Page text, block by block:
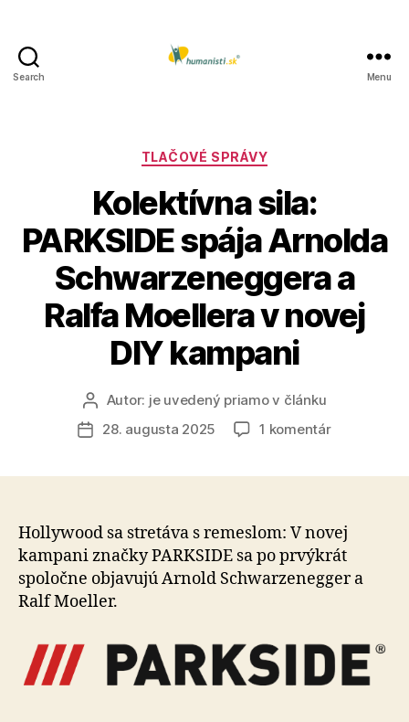
Search Menu
Kategórie
TLAČOVÉ SPRÁVY
Kolektívna sila:
PARKSIDE spája Arnolda
Schwarzeneggera a
Ralfa Moellera v novej
DIY kampani
Autor
článku
Autor: je uvedený priamo v článku
Dátum
28. augusta 2025 1 komentárna
Arnolda
Ralfa
novej
DIY
kampani
Hollywood sa stretáva s remeslom: V novej
kampani značky PARKSIDE sa po prvýkrát
spoločne objavujú Arnold Schwarzenegger a
Ralf Moeller.